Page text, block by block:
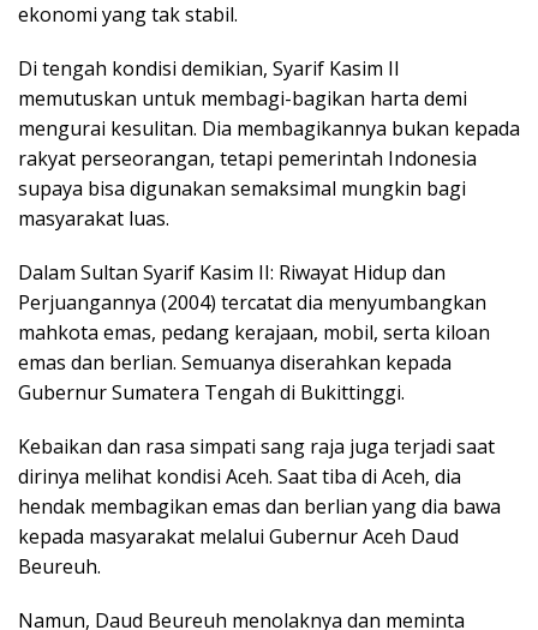
ekonomi yang tak stabil.
Di tengah kondisi demikian, Syarif Kasim II
memutuskan untuk membagi-bagikan harta demi
mengurai kesulitan. Dia membagikannya bukan kepada
rakyat perseorangan, tetapi pemerintah Indonesia
supaya bisa digunakan semaksimal mungkin bagi
masyarakat luas.
Dalam Sultan Syarif Kasim II: Riwayat Hidup dan
Perjuangannya (2004) tercatat dia menyumbangkan
mahkota emas, pedang kerajaan, mobil, serta kiloan
emas dan berlian. Semuanya diserahkan kepada
Gubernur Sumatera Tengah di Bukittinggi.
Kebaikan dan rasa simpati sang raja juga terjadi saat
dirinya melihat kondisi Aceh. Saat tiba di Aceh, dia
hendak membagikan emas dan berlian yang dia bawa
kepada masyarakat melalui Gubernur Aceh Daud
Beureuh.
Namun, Daud Beureuh menolaknya dan meminta